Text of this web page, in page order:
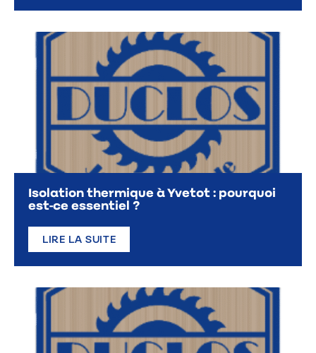
Isolation thermique à Yvetot : pourquoi
est-ce essentiel ?
LIRE LA SUITE